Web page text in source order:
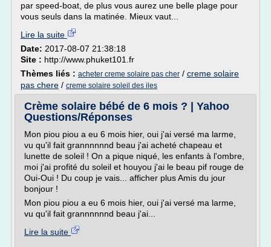
par speed-boat, de plus vous aurez une belle plage pour
vous seuls dans la matinée. Mieux vaut...
Lire la suite
Date: 2017-08-07 21:38:18
Site : http://www.phuket101.fr
Thèmes liés : acheter creme solaire pas cher / creme solaire
pas chere / creme solaire soleil des iles
Crème solaire bébé de 6 mois ? | Yahoo
Questions/Réponses
Mon piou piou a eu 6 mois hier, oui j'ai versé ma larme,
vu qu'il fait grannnnnnd beau j'ai acheté chapeau et
lunette de soleil ! On a pique niqué, les enfants à l'ombre,
moi j'ai profité du soleil et houyou j'ai le beau pif rouge de
Oui-Oui ! Du coup je vais... afficher plus Amis du jour
bonjour !
Mon piou piou a eu 6 mois hier, oui j'ai versé ma larme,
vu qu'il fait grannnnnnd beau j'ai...
Lire la suite